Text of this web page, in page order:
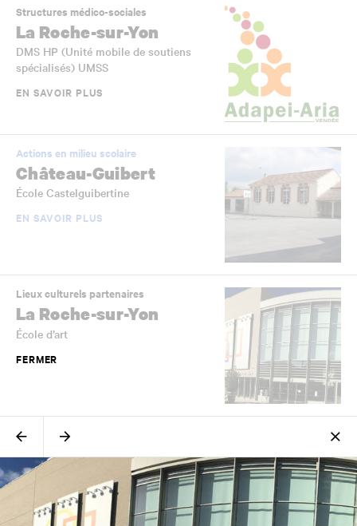
Structures médico-sociales
La Roche-sur-Yon
DMS HP (Unité mobile de soutiens
spécialisés) UMSS
EN SAVOIR PLUS
Actions en milieu scolaire
Château-Guibert
École Castelguibertine
EN SAVOIR PLUS
Lieux culturels partenaires
La Roche-sur-Yon
École d’art
FERMER